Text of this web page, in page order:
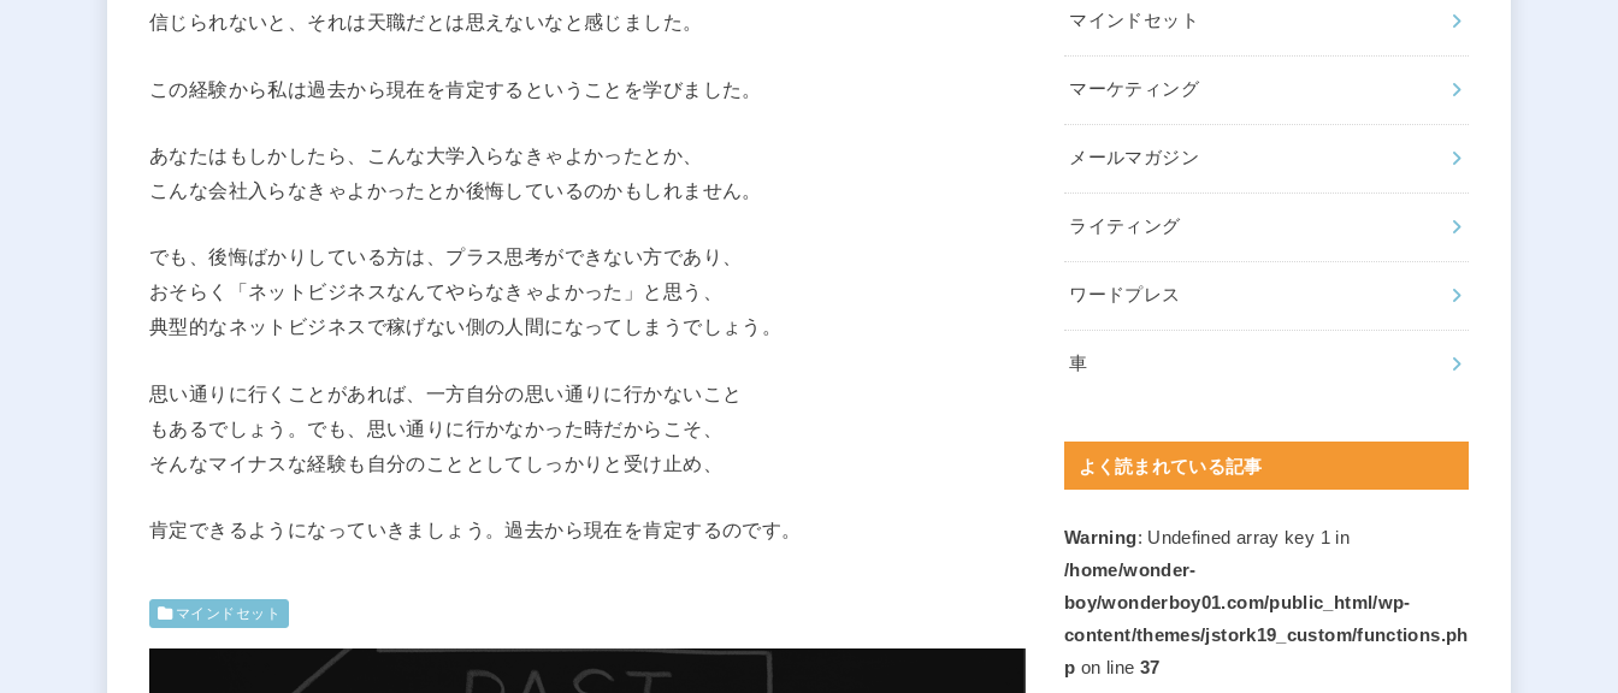
信じられないと、それは天職だとは思えないなと感じました。
この経験から私は過去から現在を肯定するということを学びました。
あなたはもしかしたら、こんな大学入らなきゃよかったとか、
こんな会社入らなきゃよかったとか後悔しているのかもしれません。
でも、後悔ばかりしている方は、プラス思考ができない方であり、
おそらく「ネットビジネスなんてやらなきゃよかった」と思う、
典型的なネットビジネスで稼げない側の人間になってしまうでしょう。
思い通りに行くことがあれば、一方自分の思い通りに行かないこと
もあるでしょう。でも、思い通りに行かなかった時だからこそ、
そんなマイナスな経験も自分のこととしてしっかりと受け止め、
肯定できるようになっていきましょう。過去から現在を肯定するのです。
マインドセット
マインドセット
マーケティング
メールマガジン
ライティング
ワードプレス
車
よく読まれている記事
Warning: Undefined array key 1 in
/home/wonder-
boy/wonderboy01.com/public_html/wp-
content/themes/jstork19_custom/functions.ph
p on line 37